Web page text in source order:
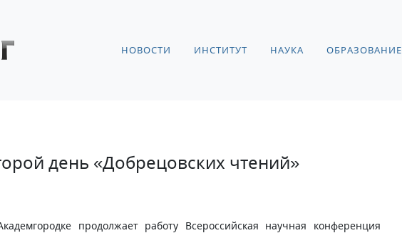
НОВОСТИ ИНСТИТУТ НАУКА ОБРАЗОВАНИЕ
день «Добрецовских чтений»
продолжает работу Всероссийская научная конференция